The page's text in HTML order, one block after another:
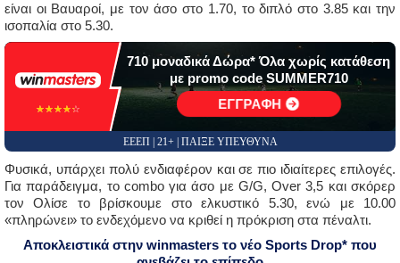
είναι οι Βαυαροί, με τον άσο στο 1.70, το διπλό στο 3.85 και την
ισοπαλία στο 5.30.
☆☆☆☆☆
★★★★★
710 μοναδικά Δώρα* Όλα χωρίς κατάθεση
με promo code SUMMER710
ΕΓΓΡΑΦΗ
ΕΕΕΠ | 21+ | ΠΑΙΞΕ ΥΠΕΥΘΥΝΑ
Φυσικά, υπάρχει πολύ ενδιαφέρον και σε πιο ιδιαίτερες επιλογές.
Για παράδειγμα, το combo για άσο με G/G, Over 3,5 και σκόρερ
τον Ολίσε το βρίσκουμε στο ελκυστικό 5.30, ενώ με 10.00
«πληρώνει» το ενδεχόμενο να κριθεί η πρόκριση στα πέναλτι.
Aποκλειστικά στην winmasters το νέο Sports Drop* που